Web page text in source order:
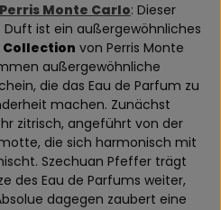
Monte Carlo: Dieser
Duft ist ein außergewöhnliches
Collection von Perris Monte
außergewöhnliche
die das Eau de Parfum zu
machen. Zunächst
zitrisch, angeführt von der
die sich harmonisch mit
Szechuan Pfeffer trägt
des Eau de Parfums weiter,
dagegen zaubert eine